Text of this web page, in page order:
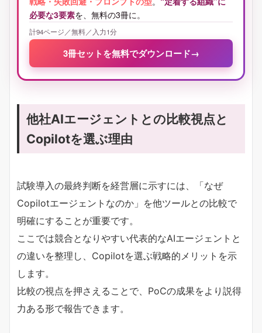
必要な3要素を、無料の3冊に。
計94ページ／無料／入力1分
3冊セットを無料でダウンロード→
他社AIエージェントとの比較視点と
Copilotを選ぶ理由
試験導入の最終判断を経営層に示すには、「なぜ
Copilotエージェントなのか」を他ツールとの比較で
明確にすることが重要です。
ここでは競合となりやすい代表的なAIエージェントと
の違いを整理し、Copilotを選ぶ戦略的メリットを示
します。
比較の視点を押さえることで、PoCの成果をより説得
力ある形で報告できます。